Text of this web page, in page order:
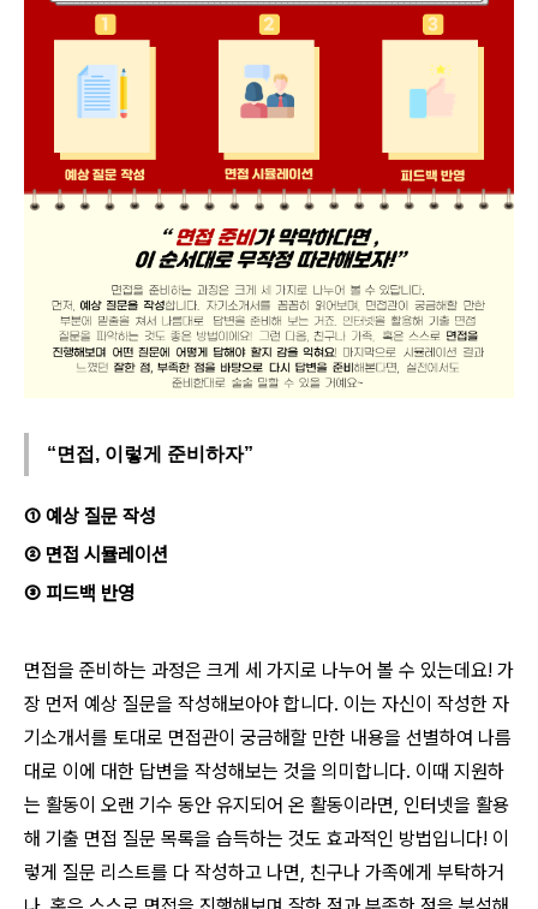
“면접, 이렇게 준비하자”
① 예상 질문 작성
② 면접 시뮬레이션
③ 피드백 반영
면접을 준비하는 과정은 크게 세 가지로 나누어 볼 수 있는데요! 가
장 먼저 예상 질문을 작성해보아야 합니다. 이는 자신이 작성한 자
기소개서를 토대로 면접관이 궁금해할 만한 내용을 선별하여 나름
대로 이에 대한 답변을 작성해보는 것을 의미합니다. 이때 지원하
는 활동이 오랜 기수 동안 유지되어 온 활동이라면, 인터넷을 활용
해 기출 면접 질문 목록을 습득하는 것도 효과적인 방법입니다! 이
렇게 질문 리스트를 다 작성하고 나면, 친구나 가족에게 부탁하거